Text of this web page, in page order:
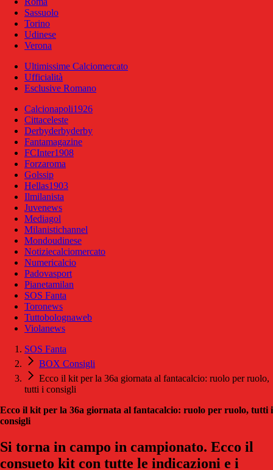
Sassuolo
Torino
Udinese
Verona
Ultimissime Calciomercato
Ufficialità
Esclusive Romano
Calcionapoli1926
Cittaceleste
Derbyderbyderby
Fantamagazine
FCInter1908
Forzaroma
Golssip
Hellas1903
Ilmilanista
Juvenews
Mediagol
Milanistichannel
Mondoudinese
Notiziecalciomercato
Numericalcio
Padovasport
Pianetamilan
SOS Fanta
Toronews
Tuttobolognaweb
Violanews
SOS Fanta
BOX Consigli
Ecco il kit per la 36a giornata al fantacalcio: ruolo per ruolo,
tutti i consigli
Ecco il kit per la 36a giornata al fantacalcio: ruolo per ruolo, tutti i
consigli
Si torna in campo in campionato. Ecco il
consueto kit con tutte le indicazioni e i